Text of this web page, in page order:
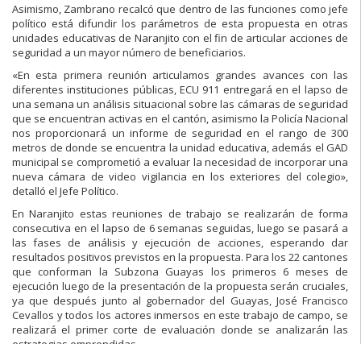
Asimismo, Zambrano recalcó que dentro de las funciones como jefe
político está difundir los parámetros de esta propuesta en otras
unidades educativas de Naranjito con el fin de articular acciones de
seguridad a un mayor número de beneficiarios.
«En esta primera reunión articulamos grandes avances con las
diferentes instituciones públicas, ECU 911 entregará en el lapso de
una semana un análisis situacional sobre las cámaras de seguridad
que se encuentran activas en el cantón, asimismo la Policía Nacional
nos proporcionará un informe de seguridad en el rango de 300
metros de donde se encuentra la unidad educativa, además el GAD
municipal se comprometió a evaluar la necesidad de incorporar una
nueva cámara de video vigilancia en los exteriores del colegio»,
detalló el Jefe Político.
En Naranjito estas reuniones de trabajo se realizarán de forma
consecutiva en el lapso de 6 semanas seguidas, luego se pasará a
las fases de análisis y ejecución de acciones, esperando dar
resultados positivos previstos en la propuesta. Para los 22 cantones
que conforman la Subzona Guayas los primeros 6 meses de
ejecución luego de la presentación de la propuesta serán cruciales,
ya que después junto al gobernador del Guayas, José Francisco
Cevallos y todos los actores inmersos en este trabajo de campo, se
realizará el primer corte de evaluación donde se analizarán las